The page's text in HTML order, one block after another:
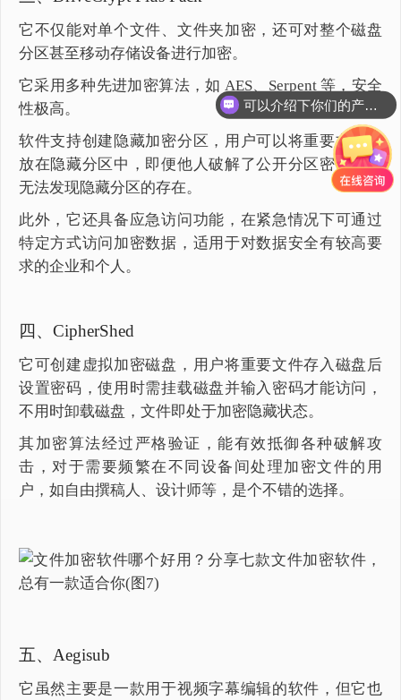
它不仅能对单个文件、文件夹加密，还可对整个磁盘
分区甚至移动存储设备进行加密。
它采用多种先进加密算法，如 AES、Serpent 等，安全
性极高。
软件支持创建隐藏加密分区，用户可以将重要文件存
放在隐藏分区中，即便他人破解了公开分区密码，也
无法发现隐藏分区的存在。
此外，它还具备应急访问功能，在紧急情况下可通过
特定方式访问加密数据，适用于对数据安全有较高要
求的企业和个人。
四、CipherShed
它可创建虚拟加密磁盘，用户将重要文件存入磁盘后
设置密码，使用时需挂载磁盘并输入密码才能访问，
不用时卸载磁盘，文件即处于加密隐藏状态。
其加密算法经过严格验证，能有效抵御各种破解攻
击，对于需要频繁在不同设备间处理加密文件的用
户，如自由撰稿人、设计师等，是个不错的选择。
五、Aegisub
它虽然主要是一款用于视频字幕编辑的软件，但它也
可以介绍下你们的产品么？